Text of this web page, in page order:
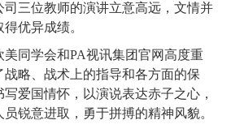
司三位教师的演讲立意高远，文情并
优异成绩。
美同学会和PA视讯集团官网高度重
战略、战术上的指导和各方面的保
爱国情怀，以演说表达赤子之心，
锐意进取，勇于拼搏的精神风貌。